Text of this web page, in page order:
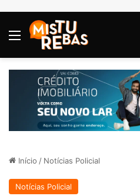
Menu
Início / Notícias Policial
Notícias Policial